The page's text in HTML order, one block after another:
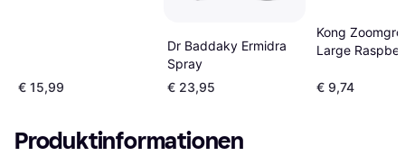
€ 15,99
Dr Baddaky Ermidra
Spray
€ 23,95
Kong
Large
€ 9,74
Produktinformationen